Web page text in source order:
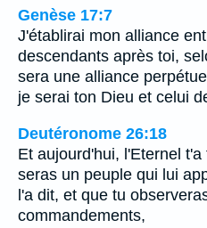
Genèse 17:7
J'établirai mon alliance
descendants après toi,
sera une alliance
je serai ton Dieu et celui
Deutéronome 26:18
Et aujourd'hui, l'Eternel
seras un peuple qui lui
l'a dit, et que tu
commandements,